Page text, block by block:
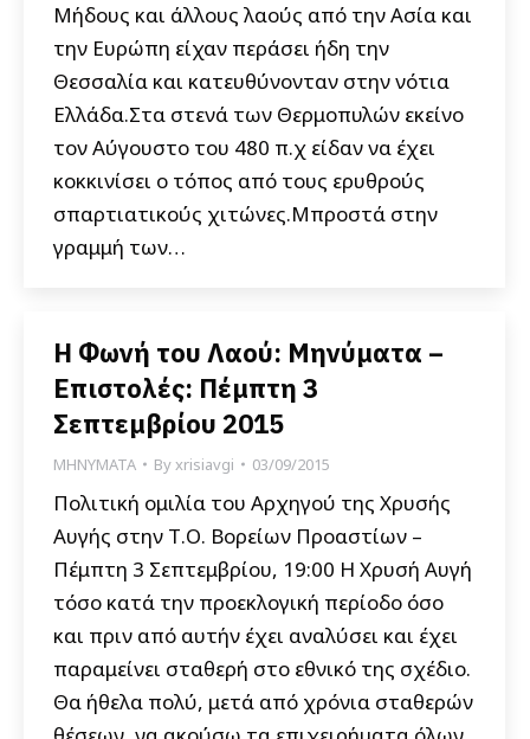
Μήδους και άλλους λαούς από την Ασία και
την Ευρώπη είχαν περάσει ήδη την
Θεσσαλία και κατευθύνονταν στην νότια
Ελλάδα.Στα στενά των Θερμοπυλών εκείνο
τον Αύγουστο του 480 π.χ είδαν να έχει
κοκκινίσει ο τόπος από τους ερυθρούς
σπαρτιατικούς χιτώνες.Μπροστά στην
γραμμή των…
Η Φωνή του Λαού: Μηνύματα –
Επιστολές: Πέμπτη 3
Σεπτεμβρίου 2015
ΜΗΝΥΜΑΤΑ Byxrisiavgi 03/09/2015
Πολιτική ομιλία του Αρχηγού της Χρυσής
Αυγής στην Τ.Ο. Βορείων Προαστίων –
Πέμπτη 3 Σεπτεμβρίου, 19:00 Η Χρυσή Αυγή
τόσο κατά την προεκλογική περίοδο όσο
και πριν από αυτήν έχει αναλύσει και έχει
παραμείνει σταθερή στο εθνικό της σχέδιο.
Θα ήθελα πολύ, μετά από χρόνια σταθερών